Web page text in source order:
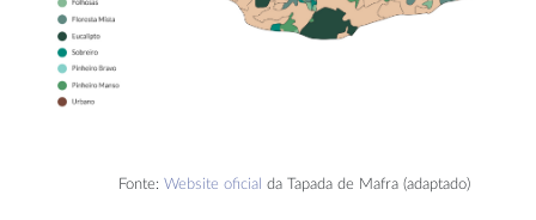
Fonte: Website oficial da Tapada de Mafra (adaptado)